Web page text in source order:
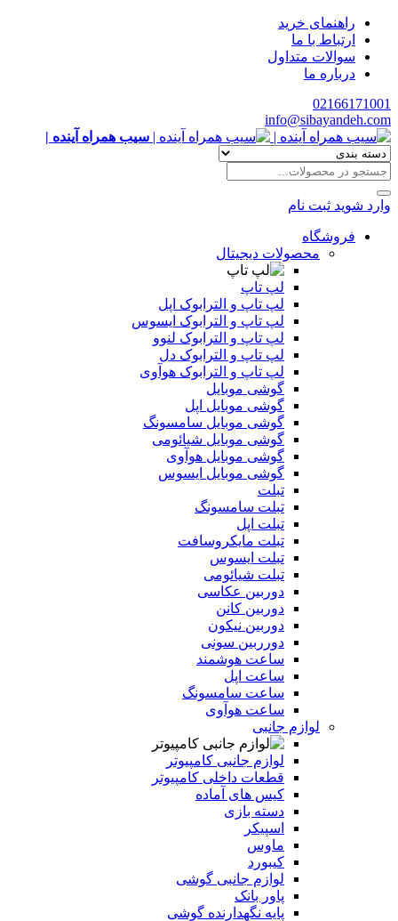
راهنمای خرید
ارتباط با ما
سوالات متداول
درباره ما
02166171001
info@sibayandeh.com
سیب همراه آینده |
وارد شوید ثبت نام
فروشگاه
محصولات دیجیتال
لپ تاپ
لپ تاپ و الترابوک اپل
لپ تاپ و الترابوک ایسوس
لپ تاپ و الترابوک لنوو
لپ تاپ و الترابوک دل
لپ تاپ و الترابوک هوآوی
گوشی موبایل
گوشی موبایل اپل
گوشی موبایل سامسونگ
گوشی موبایل شیائومی
گوشی موبایل هوآوی
گوشی موبایل ایسوس
تبلت
تبلت سامسونگ
تبلت اپل
تبلت مایکروسافت
تبلت ایسوس
تبلت شیائومی
دوربین عکاسی
دوربین کانن
دوربین نیکون
دورربین سونی
ساعت هوشمند
ساعت اپل
ساعت سامسونگ
ساعت هوآوی
لوازم جانبی
لوازم جانبی کامپیوتر
قطعات داخلی کامپیوتر
کیس های آماده
دسته بازی
اسپیکر
ماوس
کیبورد
لوازم جانبی گوشی
پاور بانک
پایه نگهدارنده گوشی